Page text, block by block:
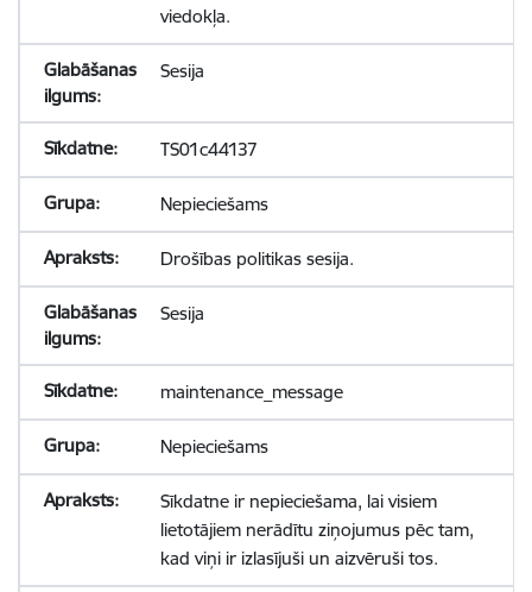
viedokļa.
Sesija
TS01c44137
Nepieciešams
Drošības politikas sesija.
Sesija
maintenance_message
Nepieciešams
Sīkdatne ir nepieciešama, lai visiem
lietotājiem nerādītu ziņojumus pēc tam,
kad viņi ir izlasījuši un aizvēruši tos.